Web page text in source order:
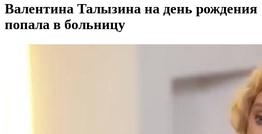
Валентина Талызина на день рождения
попала в больницу